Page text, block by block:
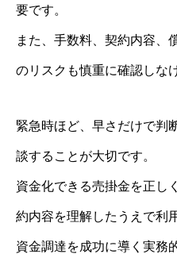
要です。
また、手数料、契約内容、
のリスクも慎重に確認しな
緊急時ほど、早さだけで判
談することが大切です。
資金化できる売掛金を正し
約内容を理解したうえで利
資金調達を成功に導く実務